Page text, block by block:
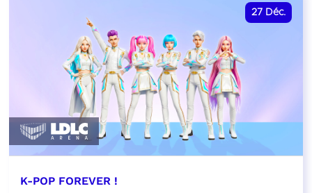
27 Déc.
K-POP FOREVER !